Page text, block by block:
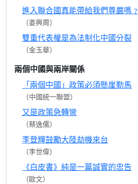
進入聯合國真能帶給我們尊嚴嗎﹖
（姜興周）
雙重代表權是為法制化中國分裂
（金玉華）
兩個中國與兩岸關係
「兩個中國」政策必須懸崖勒馬
（中國統一聯盟）
又是政策急轉彎
（蔡逸儒）
李登輝鼓勵大陸劫機來台
（李世偉）
《白皮書》純是一篇誠實的忠告
（歐文）